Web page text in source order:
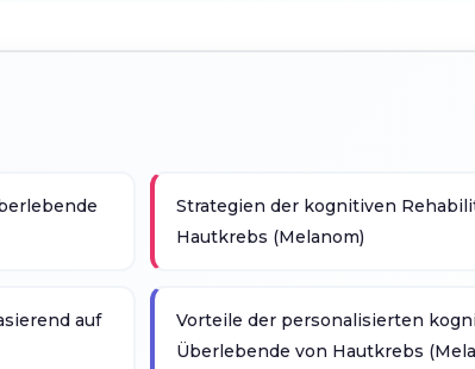
Strategien der kognitiven
Hautkrebs (Melanom)
auf
Vorteile der personalisierten
Überlebende von Hautkrebs